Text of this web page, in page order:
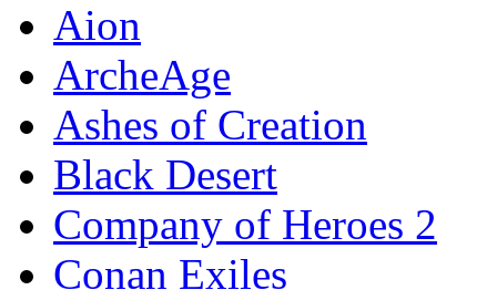
Aion
ArcheAge
Ashes of Creation
Black Desert
Company of Heroes 2
Conan Exiles